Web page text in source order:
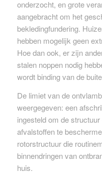
onderzocht, en grote
aangebracht om het
bekledingfundering.
hebben mogelijk geen
Hoe dan ook, er zijn
stalen noppen nodig
wordt binding van de
De limiet van de
weergegeven: een
ingesteld om de
afvalstoffen te
rotorstructuur die
binnendringen van
huis.